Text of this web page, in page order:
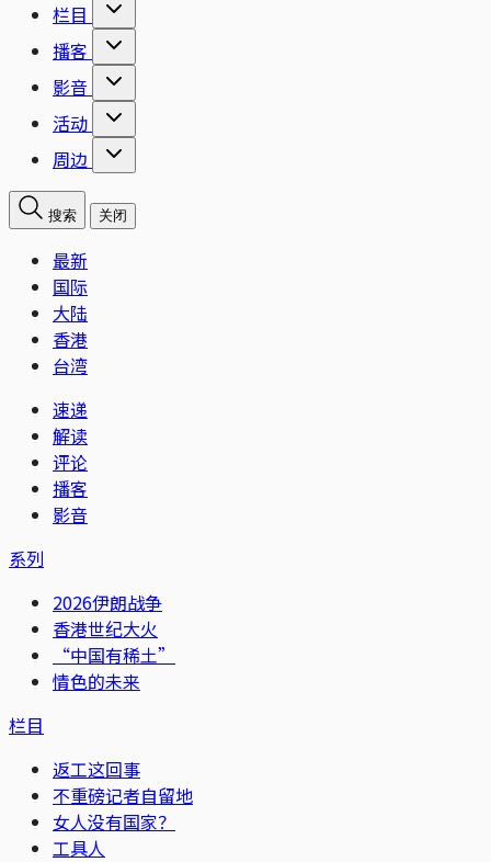
栏目
播客
影音
活动
周边
搜索 关闭
最新
国际
大陆
香港
台湾
速递
解读
评论
播客
影音
系列
2026伊朗战争
香港世纪大火
“中国有稀土”
情色的未来
栏目
返工这回事
不重磅记者自留地
女人没有国家？
工具人